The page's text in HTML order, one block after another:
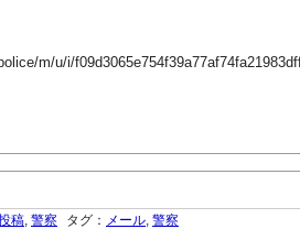
m/u/i/
稿 警察 タグ： メール 警察